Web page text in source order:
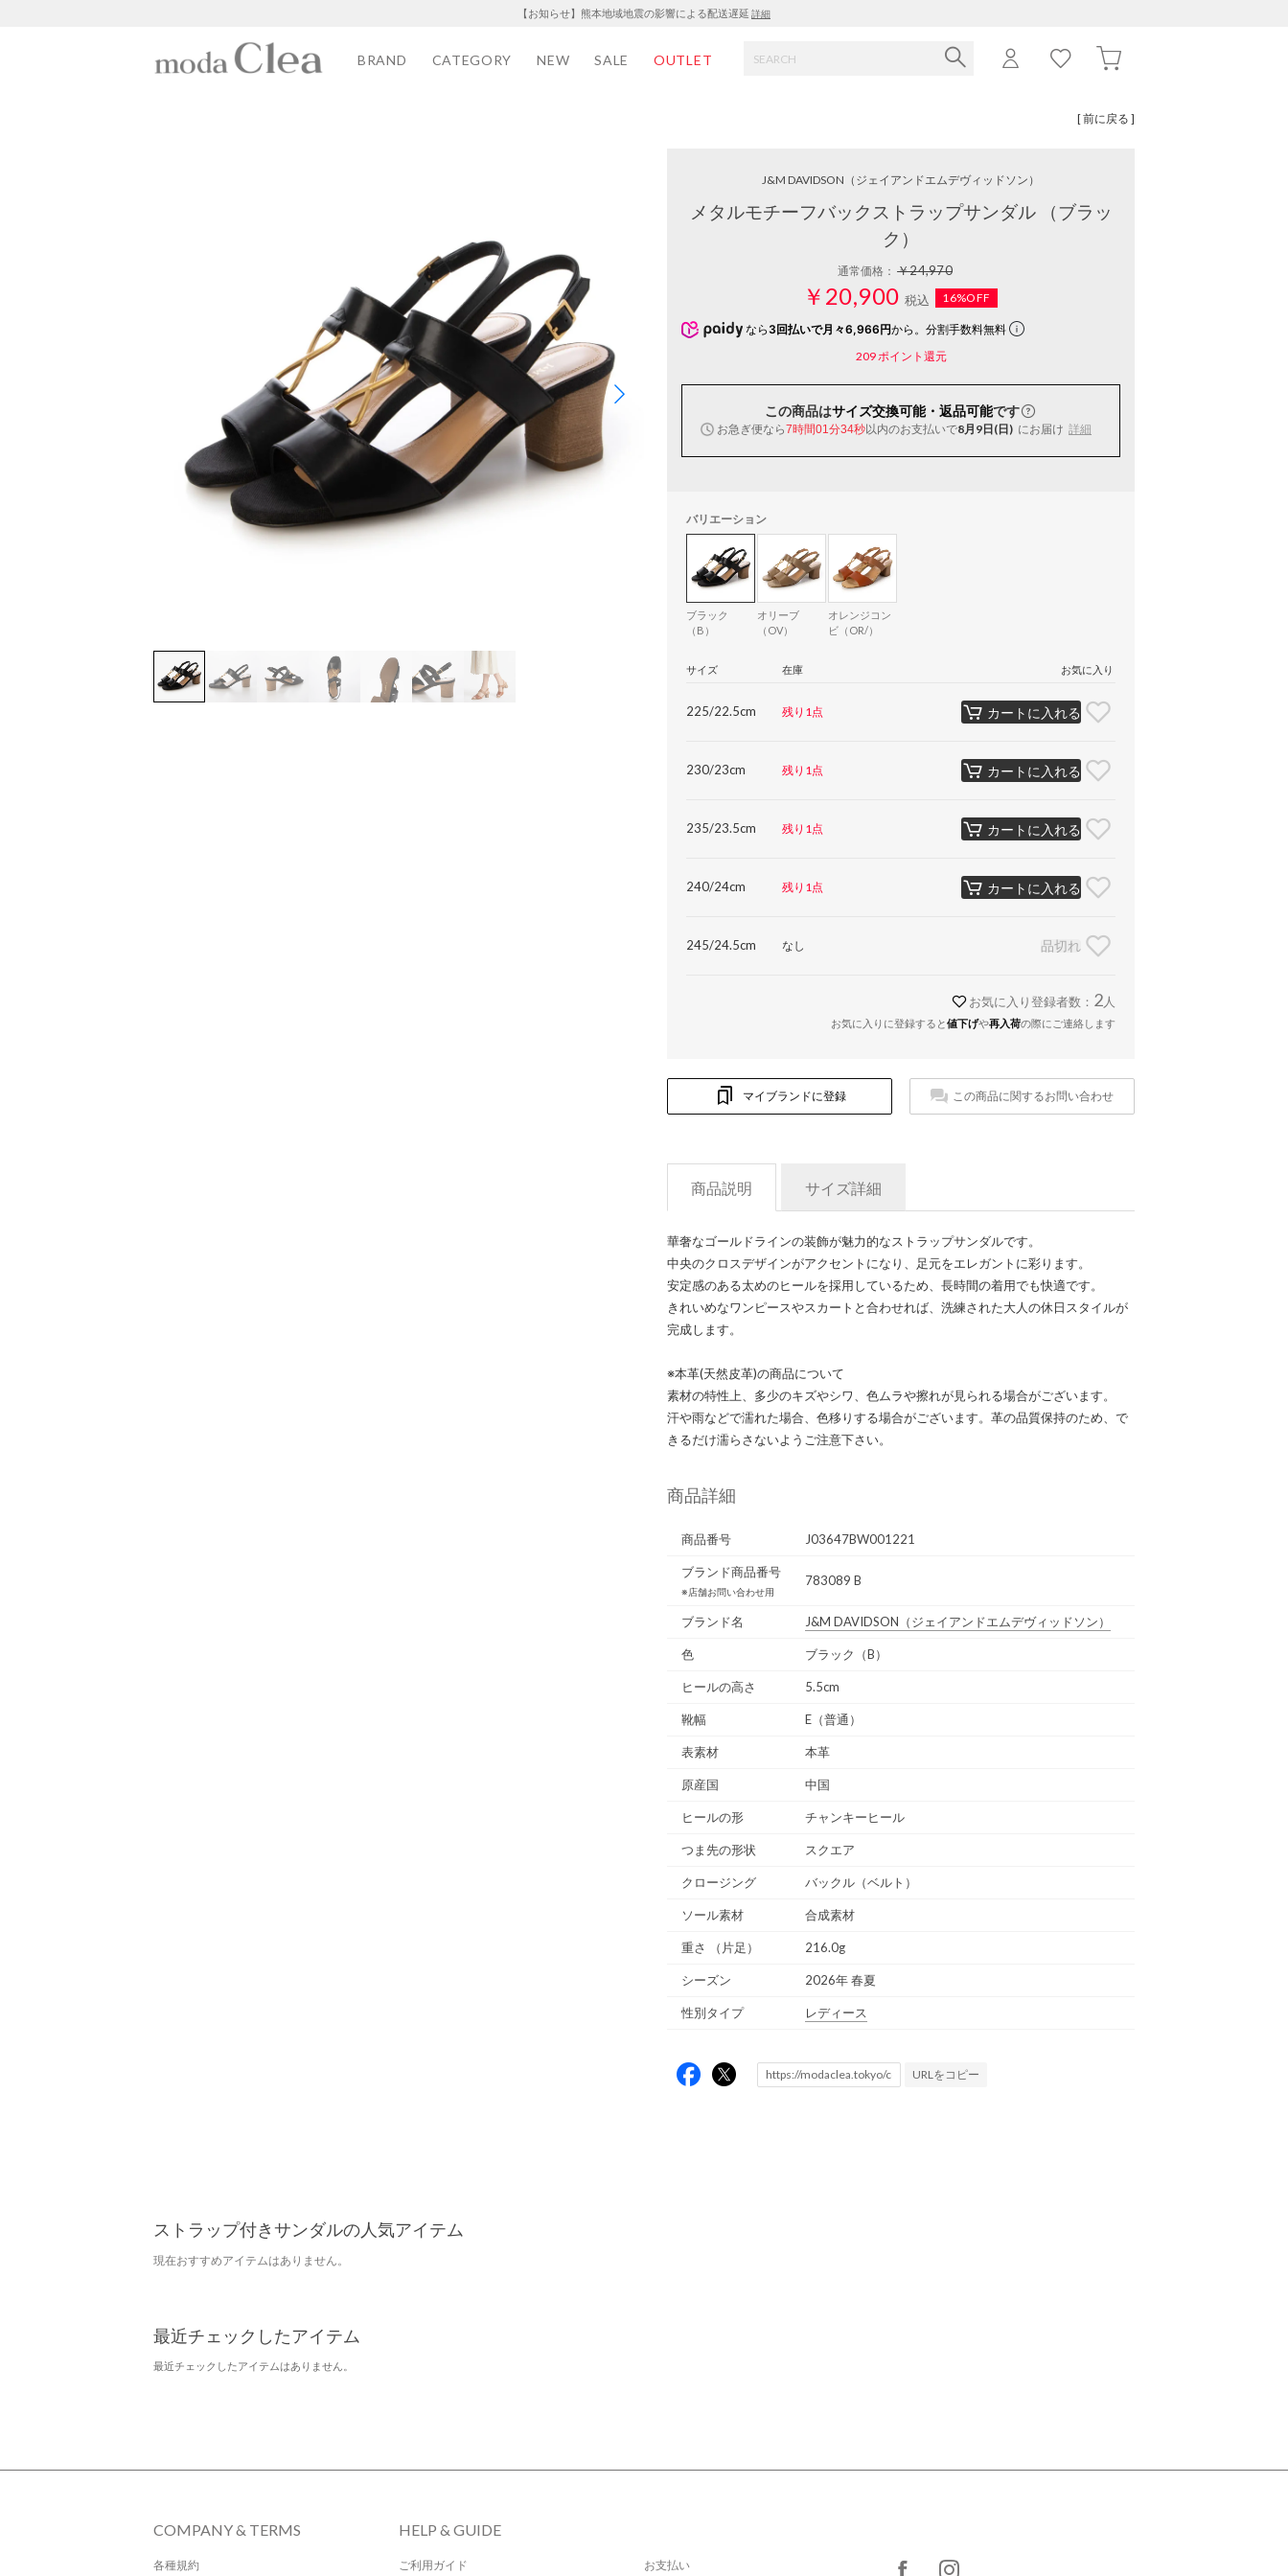
【お知らせ】熊本地域地震の影響による配送遅延 詳細
BRAND CATEGORY NEW SALE OUTLET
[ 前に戻る ]
J&M DAVIDSON （ジェイアンドエムデヴィッドソン）
メタルモチーフバックストラップサンダル （ブラッ
ク）
通常価格：￥24,970
￥20,900 税込 16%OFF
なら 3回払いで月々6,966円から。分割手数料無料
209ポイント還元
この商品はサイズ交換可能・返品可能です
お急ぎ便なら7時間01分34秒以内のお支払いで8月9日(日) にお届け 詳細
バリエーション
ブラック
（B）
オリーブ
（OV）
オレンジコン
ビ（OR/）
サイズ 在庫 お気に入り
225/22.5cm 残り1点 カートに入れる
230/23cm 残り1点 カートに入れる
235/23.5cm 残り1点 カートに入れる
240/24cm 残り1点 カートに入れる
245/24.5cm なし 品切れ
お気に入り登録者数： 2 人
お気に入りに登録すると値下げや再入荷の際にご連絡します
マイブランドに登録 この商品に関するお問い合わせ
商品説明 サイズ詳細
華奢なゴールドラインの装飾が魅力的なストラップサンダルです。
中央のクロスデザインがアクセントになり、足元をエレガントに彩ります。
安定感のある太めのヒールを採用しているため、長時間の着用でも快適です。
きれいめなワンピースやスカートと合わせれば、洗練された大人の休日スタイルが
完成します。
※本革(天然皮革)の商品について
素材の特性上、多少のキズやシワ、色ムラや擦れが見られる場合がございます。
汗や雨などで濡れた場合、色移りする場合がございます。革の品質保持のため、で
きるだけ濡らさないようご注意下さい。
商品詳細
商品番号 J03647BW001221
ブランド商品番号
※店舗お問い合わせ用
783089 B
ブランド名 J&M DAVIDSON （ジェイアンドエムデヴィッドソン）
色 ブラック（B）
ヒールの高さ 5.5cm
靴幅 E（普通）
表素材 本革
原産国 中国
ヒールの形 チャンキーヒール
つま先の形状 スクエア
クロージング バックル（ベルト）
ソール素材 合成素材
重さ （片足） 216.0g
シーズン 2026年 春夏
性別タイプ レディース
URLをコピー
ストラップ付きサンダルの人気アイテム
現在おすすめアイテムはありません。
最近チェックしたアイテム
最近チェックしたアイテムはありません。
COMPANY & TERMS
各種規約
HELP & GUIDE
ご利用ガイド お支払い